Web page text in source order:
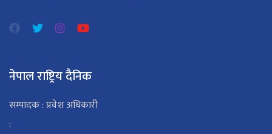
नेपाल राष्ट्रिय दैनिक
सम्पादक : प्रवेश अधिकारी
: